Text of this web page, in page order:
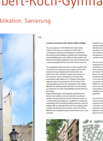
, Sanierung